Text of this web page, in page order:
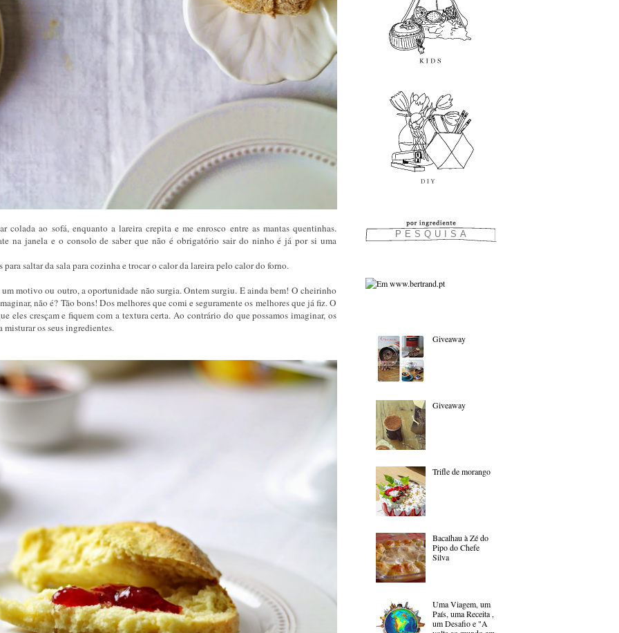
colada ao sofá, enquanto a lareira crepita e me enrosco entre as mantas quentinhas.
na janela e o consolo de saber que não é obrigatório sair do ninho é já por si uma
saltar da sala para cozinha e trocar o calor da lareira pelo calor do forno.
motivo ou outro, a oportunidade não surgia. Ontem surgiu. E ainda bem! O cheirinho
não é? Tão bons! Dos melhores que comi e seguramente os melhores que já fiz. O
eles cresçam e fiquem com a textura certa. Ao contrário do que possamos imaginar, os
misturar os seus ingredientes.
Giveaway
Giveaway
Trifle de morango
Bacalhau à Zé do
Pipo do Chefe
Silva
Uma Viagem, um
País, uma Receita ,
um Desafio e "A